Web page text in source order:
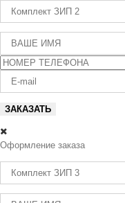
Оформление заказа